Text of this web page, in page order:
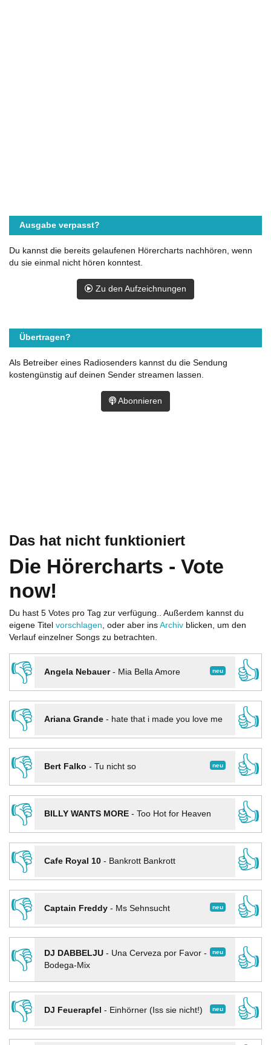
Das hat nicht funktioniert
Die Hörercharts - Vote
now!
Du hast 5 Votes pro Tag zur verfügung.. Außerdem kannst du
eigene Titel vorschlagen, oder aber ins Archiv blicken, um den
Verlauf einzelner Songs zu betrachten.
👎 neu
Angela Nebauer- Mia Bella Amore
👍
👎
Ariana Grande- hate that i made you love me
👍
👎
neu
Bert Falko - Tu nicht so
👍
👎
BILLY WANTS MORE- Too Hot for Heaven
👍
👎
Cafe Royal 10- Bankrott Bankrott
👍
👎
neu
Captain Freddy- Ms Sehnsucht
👍
👎
neu
DJ DABBELJU- Una Cerveza por Favor -
Bodega-Mix
👍
👎
neu
DJ Feuerapfel - Einhörner (Iss sie nicht!)
👍
Ausgabe verpasst?
Du kannst die bereits gelaufenen Hörercharts nachhören, wenn
du sie einmal nicht hören konntest.
Zu den Aufzeichnungen
Übertragen?
Als Betreiber eines Radiosenders kannst du die Sendung
kostengünstig auf deinen Sender streamen lassen.
Abonnieren